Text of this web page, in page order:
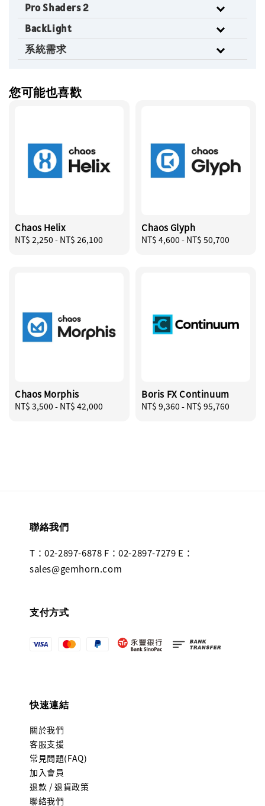
Pro Shaders 2
BackLight
系統需求
您可能也喜歡
Chaos Helix
Regular
NT$ 2,250 - NT$ 26,100
Chaos Glyph
Regular
NT$ 4,600 - NT$ 50,700
Chaos Morphis
Regular
NT$ 3,500 - NT$ 42,000
Boris FX Continuum
Regular
NT$ 9,360 - NT$ 95,760
聯絡我們
T：02-2897-6878 F：02-2897-7279 E：
sales@gemhorn.com
支付方式
快速連結
關於我們
客服支援
常見問題(FAQ)
加入會員
退款 / 退貨政策
聯絡我們